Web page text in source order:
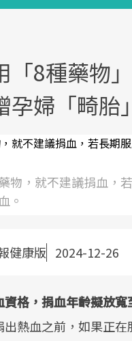
8種藥物
婦「畸胎」
物，就不建議捐血，
。
健康版 2024-12-26
格，捐血年齡擬放寬
熱血之前，如果正
面對超高
照3.0」的
狀況、啟
2025年，
良醫健康
改善行動。
根據不同